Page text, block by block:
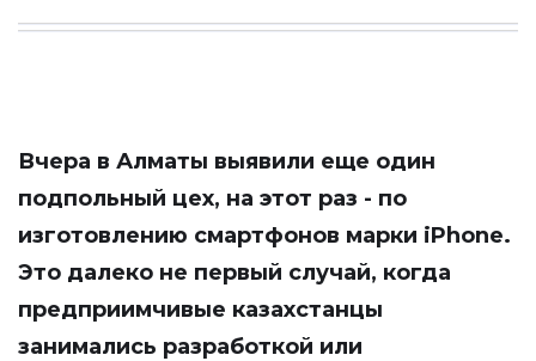
Вчера в Алматы выявили еще один
подпольный цех, на этот раз - по
изготовлению смартфонов марки iPhone.
Это далеко не первый случай, когда
предприимчивые казахстанцы
занимались разработкой или